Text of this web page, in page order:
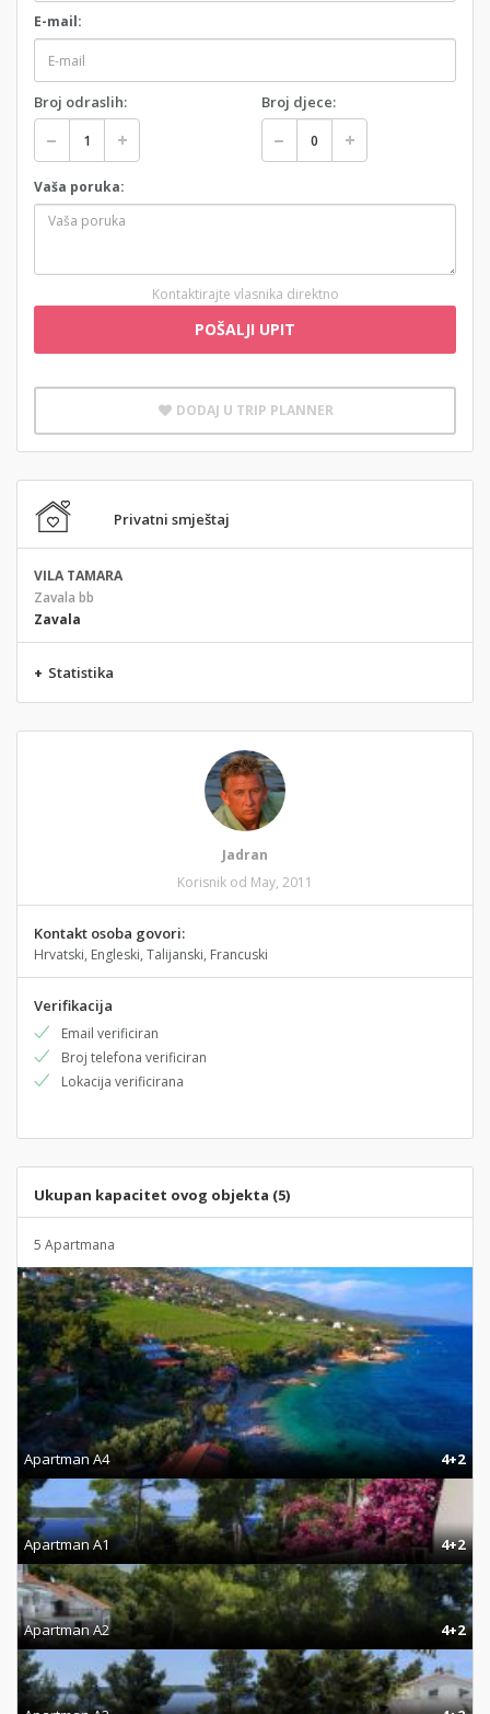
E-mail:
Broj odraslih: Broj djece:
Vaša poruka:
Kontaktirajte vlasnika direktno
POŠALJI UPIT
DODAJ U TRIP PLANNER
Privatni smještaj
VILA TAMARA
Zavala bb
Zavala
+ Statistika
Jadran
Korisnik od May, 2011
Kontakt osoba govori:
Hrvatski, Engleski, Talijanski, Francuski
Verifikacija
Email verificiran
Broj telefona verificiran
Lokacija verificirana
Ukupan kapacitet ovog objekta (5)
5 Apartmana
Apartman A4 4+2
Apartman A1 4+2
Apartman A2 4+2